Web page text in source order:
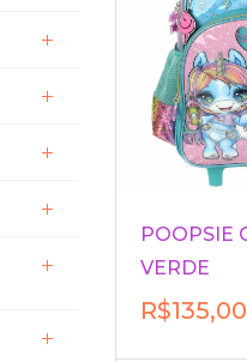
POOPSIE
VERDE
R$135,00